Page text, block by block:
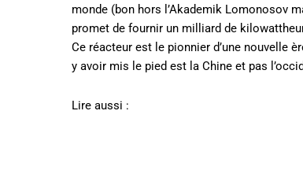
monde (bon hors l’Akademik Lomonosov
promet de fournir un milliard de
Ce réacteur est le pionnier d’une nouvelle
y avoir mis le pied est la Chine et pas
Lire aussi :